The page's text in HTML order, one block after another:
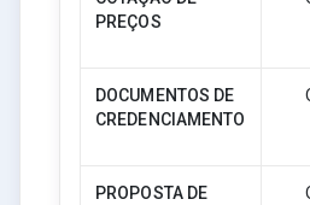
PREÇOS
DOCUMENTOS DE
CREDENCIAMENTO
PROPOSTA DE